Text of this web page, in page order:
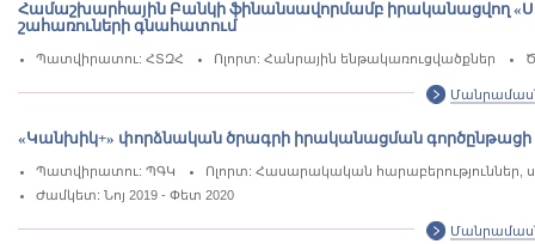
Համաշխարհային Բանկի ֆինանսավորմամբ իրականացվող
շահառուների գնահատում
Պատվիրատու: ՀՏԶՀ Ոլորտ: Հանրային ենթակառուցվածքներ
«Կանխիկ+» փորձնական ծրագրի իրականացման գործընթացի
Պատվիրատու: ՊԳԿ
Ոլորտ: Հասարակական հարաբերություններ,
Ժամկետ: Նոյ 2019 - Փետ 2020